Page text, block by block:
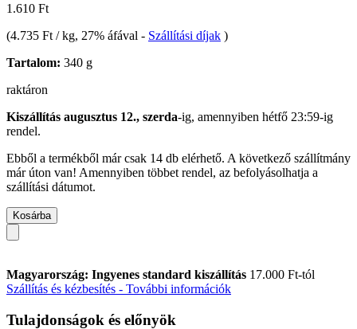
1.610 Ft
(4.735 Ft / kg, 27% áfával - Szállítási díjak )
Tartalom: 340 g
raktáron
Kiszállítás augusztus 12., szerda-ig, amennyiben hétfő 23:59-ig
rendel.
Ebből a termékből már csak 14 db elérhető. A következő szállítmány
már úton van! Amennyiben többet rendel, az befolyásolhatja a
szállítási dátumot.
Kosárba
Magyarország: Ingyenes standard kiszállítás 17.000 Ft-tól
Szállítás és kézbesítés - További információk
Tulajdonságok és előnyök